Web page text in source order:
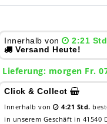
Innerhalb von 2:21
Versand Heute!
Lieferung: morgen Fr.
Click & Collect
Innerhalb von 4:21 Std.
in unserem Geschäft in 41540